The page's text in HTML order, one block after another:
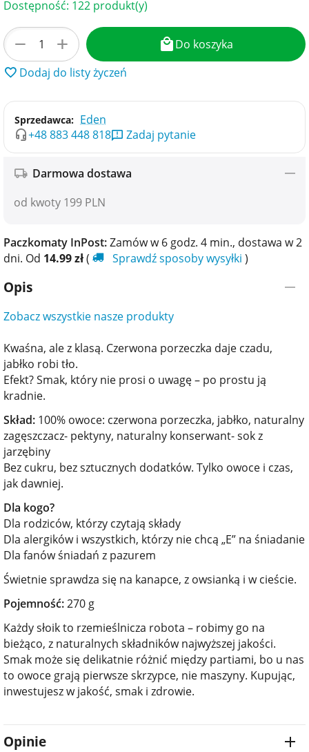
Dostępność: 122 produkt(y)
+
−
Do koszyka
Dodaj do listy życzeń
Sprzedawca: Eden
+48 883 448 818
Zadaj pytanie
Darmowa dostawa
od kwoty 199 PLN
Paczkomaty InPost:Zamów w 6 godz. 4 min., dostawa w​​ 2
dni. Od 14.99zł( Sprawdź sposoby wysyłki )
Opis
Zobacz wszystkie nasze produkty
Kwaśna, ale z klasą. Czerwona porzeczka daje czadu,
jabłko robi tło.
Efekt? Smak, który nie prosi o uwagę – po prostu ją
kradnie.
Skład: 100% owoce: czerwona porzeczka, jabłko, naturalny
zagęszczacz- pektyny, naturalny konserwant- sok z
jarzębiny
Bez cukru, bez sztucznych dodatków. Tylko owoce i czas,
jak dawniej.
Dla kogo?
Dla rodziców, którzy czytają składy
Dla alergików i wszystkich, którzy nie chcą „E” na śniadanie
Dla fanów śniadań z pazurem
Świetnie sprawdza się na kanapce, z owsianką i w cieście.
Pojemność:270 g
Każdy słoik to rzemieślnicza robota – robimy go na
bieżąco, z naturalnych składników najwyższej jakości.
Smak może się delikatnie różnić między partiami, bo u nas
to owoce grają pierwsze skrzypce, nie maszyny. Kupując,
inwestujesz w jakość, smak i zdrowie.
Opinie